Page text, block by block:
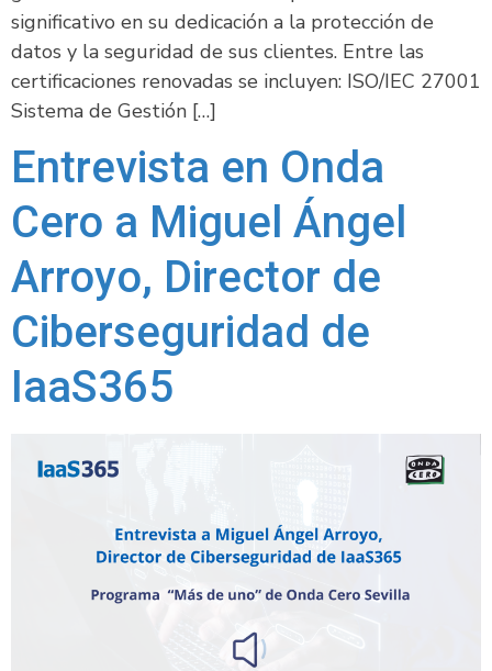
significativo en su dedicación a la protección de
datos y la seguridad de sus clientes. Entre las
certificaciones renovadas se incluyen: ISO/IEC 27001
Sistema de Gestión […]
Entrevista en Onda
Cero a Miguel Ángel
Arroyo, Director de
Ciberseguridad de
IaaS365